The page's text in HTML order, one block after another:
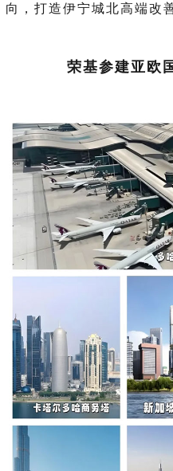
向，打造伊宁城北高端改
荣基参建亚欧